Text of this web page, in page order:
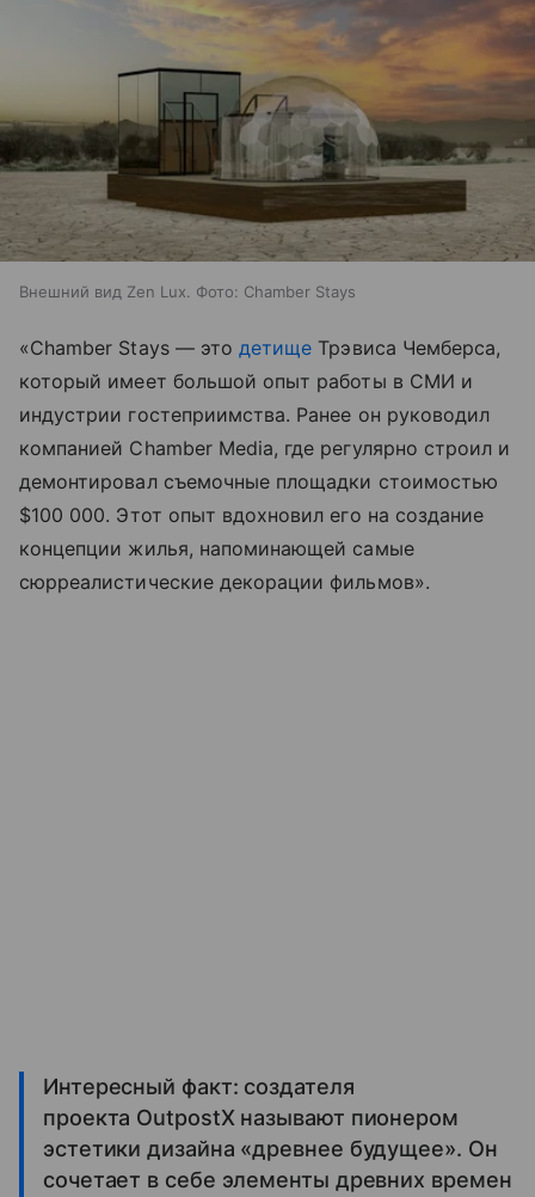
Внешний вид Zen Lux. Фото: Chamber Stays
«Chamber Stays — этодетище Трэвиса Чемберса,
который имеет большой опыт работы в СМИ и
индустрии гостеприимства. Ранее он руководил
компанией Chamber Media, где регулярно строил и
демонтировал съемочные площадки стоимостью
$100 000. Этот опыт вдохновил его на создание
концепции жилья, напоминающей самые
сюрреалистические декорации фильмов».
Интересный факт: создателя
проекта OutpostX называют пионером
эстетики дизайна «древнее будущее». Он
сочетает в себе элементы древних времен